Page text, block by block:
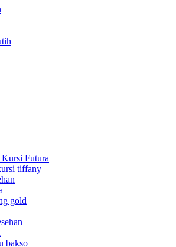
Futura
tiffany
gold
bakso